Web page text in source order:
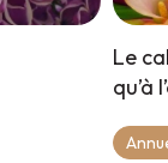
Le
qu’à